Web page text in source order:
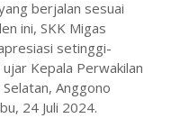
berjalan sesuai
ini, SKK Migas
setinggi-
Kepala Perwakilan
Anggono
24 Juli 2024.